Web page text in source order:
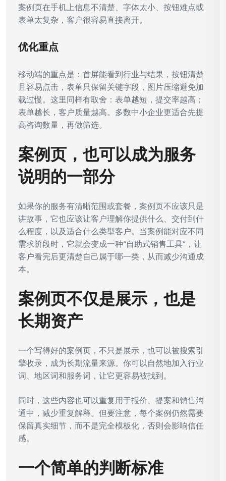
案例页在手机上信息不清楚、字体太小、按钮难点或
表单太复杂，客户很容易直接离开。
优化重点
移动端的重点是：首屏能看到行业与结果，按钮清楚
且容易点击，表单只保留关键字段，图片压缩避免加
载过慢。这里同样有取舍：表单越短，提交率越高；
表单越长，客户质量越高。多数中小企业更适合先提
高咨询数量，再做筛选。
案例页，也可以成为服务
说明的一部分
如果你的服务有清晰范围或套餐，案例页不应该只是
讲故事，它也应该让客户理解你提供什么、交付到什
么程度，以及适合什么类型客户。当案例能对应不同
需求阶段时，它就会变成一种“自助式销售工具”，让
客户看完后更清楚自己属于哪一类，从而减少沟通成
本。
案例页不仅是展示，也是
长期资产
一个写得好的案例页，不只是展示，也可以被搜索引
擎收录，成为长期流量来源。你可以自然地加入行业
词、地区词和服务词，让它更容易被找到。
同时，这些内容也可以重复用于报价、提案和销售沟
通中，减少重复解释。但要注意，每个案例仍然需要
保留真实细节，而不是完全模板化，否则会影响信任
感。
一个简单的判断标准